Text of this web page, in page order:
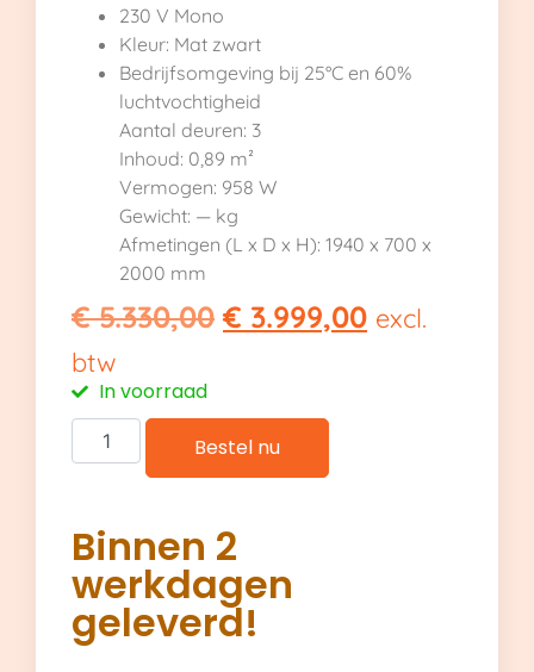
230 V Mono
Kleur: Mat zwart
Bedrijfsomgeving bij 25°C en 60%
luchtvochtigheid
Aantal deuren: 3
Inhoud: 0,89 m²
Vermogen: 958 W
Gewicht: — kg
Afmetingen (L x D x H): 1940 x 700 x
2000 mm
€5.330,00 € 3.999,00 excl.
btw
In voorraad
Bestel nu
Binnen 2
werkdagen
geleverd!